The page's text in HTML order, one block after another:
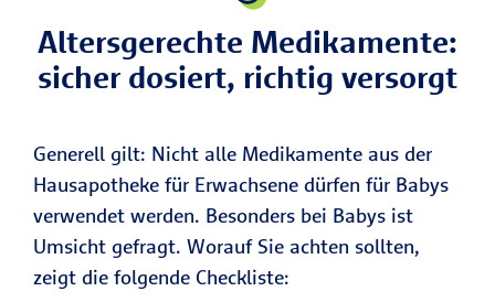
Altersgerechte Medikamente:
sicher dosiert, richtig versorgt
Generell gilt: Nicht alle Medikamente aus der
Hausapotheke für Erwachsene dürfen für Babys
verwendet werden. Besonders bei Babys ist
Umsicht gefragt. Worauf Sie achten sollten,
zeigt die folgende Checkliste: